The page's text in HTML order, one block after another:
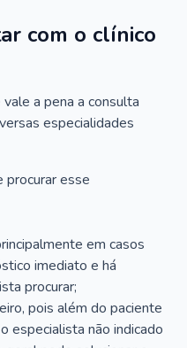
com o clínico
a pena a consulta
especialidades
procurar esse
em casos
imediato e há
procurar;
pois além do paciente
especialista não indicado